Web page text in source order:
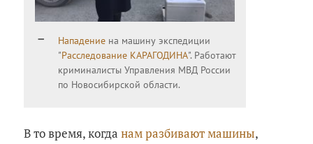
Нападение на машину экспедиции
"Расследование КАРАГОДИНА". Работают
криминалисты Управления МВД России
по Новосибирской области.
В то время, когданам разбивают машины,